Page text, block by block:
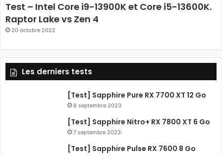
k
Test – Intel Core i9-13900K et Core i5-13600K.
Raptor Lake vs Zen 4
20 octobre 2022
Les derniers tests
[Test] Sapphire Pure RX 7700 XT 12 Go
8 septembre 2023
[Test] Sapphire Nitro+ RX 7800 XT 6 Go
7 septembre 2023
[Test] Sapphire Pulse RX 7600 8 Go